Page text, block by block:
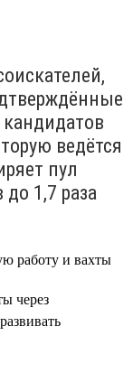
ведётся
пул
1,7 раза
работу и вахты
через